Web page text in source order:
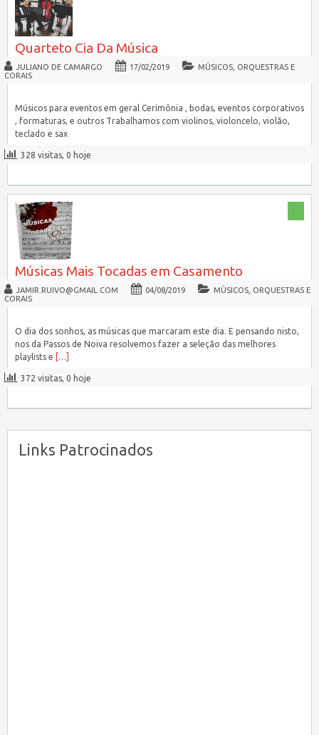
Quarteto Cia Da Música
JULIANO DE CAMARGO 17/02/2019
MÚSICOS, ORQUESTRAS E
CORAIS
Músicos para eventos em geral Cerimônia , bodas, eventos corporativos
, formaturas, e outros Trabalhamos com violinos, violoncelo, violão,
teclado e sax
328 visitas, 0 hoje
Músicas Mais Tocadas em Casamento
JAMIR.RUIVO@GMAIL.COM 04/08/2019
MÚSICOS, ORQUESTRAS E
CORAIS
O dia dos sonhos, as músicas que marcaram este dia. E pensando nisto,
nos da Passos de Noiva resolvemos fazer a seleção das melhores
playlists e
[…]
372 visitas, 0 hoje
Links Patrocinados